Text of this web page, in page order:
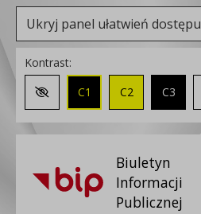
Ukryj panel ułatwień dostępu
Kontrast:
Zmień kontrast na domyślny
C1 C2 C3
Biuletyn
Informacji
Publicznej